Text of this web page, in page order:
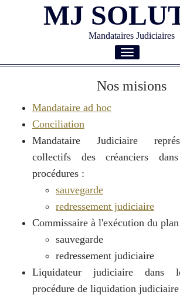
MJ
Mandataires Judiciaires
Toggle
Nos misions
Mandataire ad hoc
Conciliation
Mandataire Judiciaire
collectifs des créanciers
procédures :
sauvegarde
redressement judiciaire
Commissaire à l'exécution du
sauvegarde
redressement judiciaire
Liquidateur judiciaire dans
procédure de liquidation judiciaire